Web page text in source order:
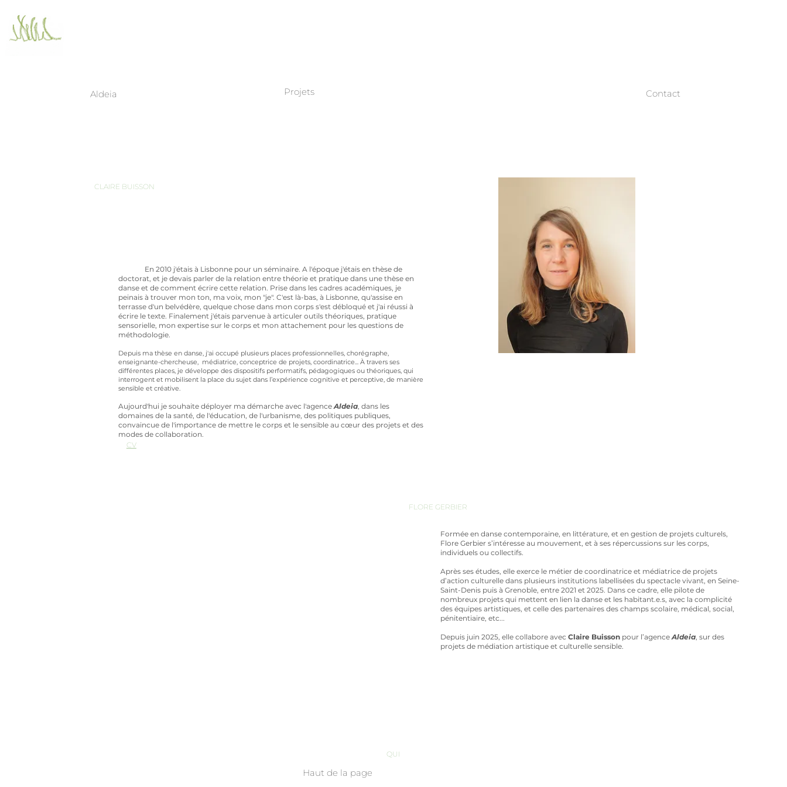
Aldeia Contact
Projets
CLAIRE BUISSON
En 2010 j'étais à Lisbonne pour un séminaire. A l'époque j'étais en thèse de
doctorat, et je devais parler de la relation entre théorie et pratique dans une thèse en
danse et de comment écrire cette relation. Prise dans les cadres académiques, je
peinais à trouver mon ton, ma voix, mon "je". C'est là-bas, à Lisbonne, qu'assise en
terrasse d'un belvédère, quelque chose dans mon corps s'est débloqué et j'ai réussi à
écrire le texte. Finalement j'étais parvenue à articuler outils théoriques, pratique
sensorielle, mon expertise sur le corps et mon attachement pour les questions de
méthodologie.
Depuis ma thèse en danse, j'ai occupé plusieurs places professionnelles, chorégraphe,
enseignante-chercheuse, médiatrice, conceptrice de projets, coordinatrice... À travers ses
différentes places, je développe des dispositifs performatifs, pédagogiques ou théoriques, qui
interrogent et mobilisent la place du sujet dans l’expérience cognitive et perceptive, de manière
sensible et créative.
Aujourd'hui je souhaite déployer ma démarche avec l'agenceAldeia, dans les
domaines de la santé, de l'éducation, de l'urbanisme, des politiques publiques,
convaincue de l'importance de mettre le corps et le sensible au cœur des projets et des
modes de collaboration.
CV
FLORE GERBIER
Formée en danse contemporaine, en littérature, et en gestion de projets culturels,
Flore Gerbier s’intéresse au mouvement, et à ses répercussions sur les corps,
individuels ou collectifs.
Après ses études, elle exerce le métier de coordinatrice et médiatrice de projets
d’action culturelle dans plusieurs institutions labellisées du spectacle vivant, en Seine-
Saint-Denis puis à Grenoble, entre 2021 et 2025. Dans ce cadre, elle pilote de
nombreux projets qui mettent en lien la danse et les habitant.e.s, avec la complicité
des équipes artistiques, et celle des partenaires des champs scolaire, médical, social,
pénitentiaire, etc...
Depuis juin 2025, elle collabore avecClaire Buisson pour l’agenceAldeia , sur des
projets de médiation artistique et culturelle sensible.
QUI
Haut de la page